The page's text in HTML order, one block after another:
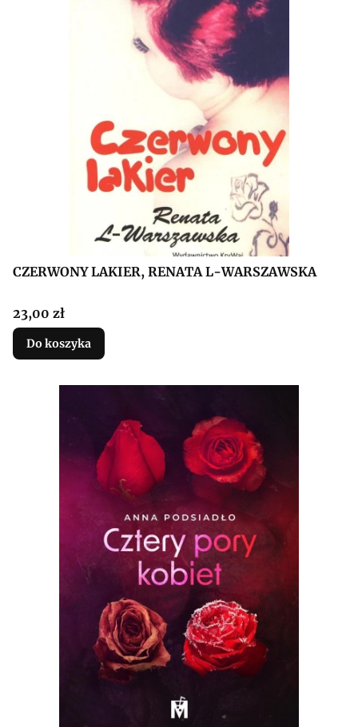
CZERWONY LAKIER, RENATA L-WARSZAWSKA
Cena
23,00 zł
Do koszyka